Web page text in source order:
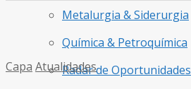
Metalurgia & Siderurgia
Química & Petroquímica
Radar de Oportunidades
Capa Atualidades